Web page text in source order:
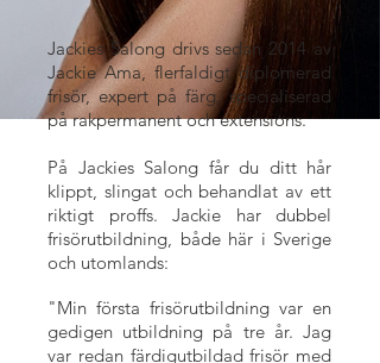
Jackies Salong drivs sedan 2014 av
Jackie Ama, flerfaldigt diplomerad
frisör, expert på färg, specialiserad
på rakpermanent och extensions.
På Jackies Salong får du ditt hår
klippt, slingat och behandlat av ett
riktigt proffs. Jackie har dubbel
frisörutbildning, både här i Sverige
och utomlands:
"Min första frisörutbildning var en
gedigen utbildning på tre år. Jag
var redan färdigutbildad frisör med